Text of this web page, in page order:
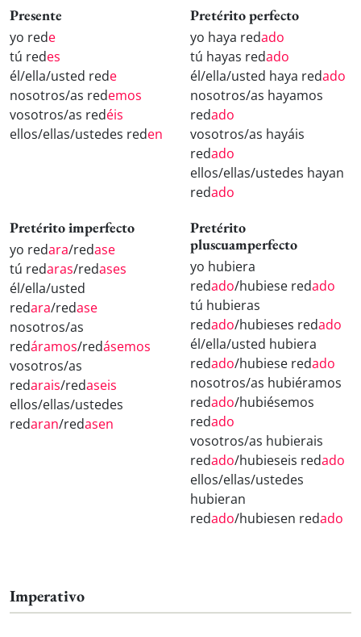
Presente
yo rede
tú redes
él/ella/usted rede
nosotros/as redemos
vosotros/as redéis
ellos/ellas/ustedes reden
Pretérito perfecto
yo haya redado
tú hayas redado
él/ella/usted haya redado
nosotros/as hayamos
redado
vosotros/as hayáis
redado
ellos/ellas/ustedes hayan
redado
Pretérito imperfecto
yo redara/redase
tú redaras/redases
él/ella/usted
redara/redase
nosotros/as
redáramos/redásemos
vosotros/as
redarais/redaseis
ellos/ellas/ustedes
redaran/redasen
Pretérito
pluscuamperfecto
yo hubiera
redado/hubiese redado
tú hubieras
redado/hubieses redado
él/ella/usted hubiera
redado/hubiese redado
nosotros/as hubiéramos
redado/hubiésemos
redado
vosotros/as hubierais
redado/hubieseis redado
ellos/ellas/ustedes
hubieran
redado/hubiesen redado
Imperativo